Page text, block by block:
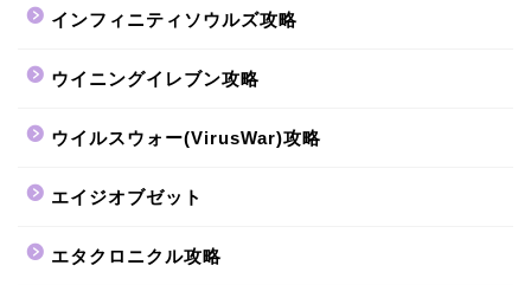
インフィニティソウルズ攻略
ウイニングイレブン攻略
ウイルスウォー(VirusWar)攻略
エイジオブゼット
エタクロニクル攻略